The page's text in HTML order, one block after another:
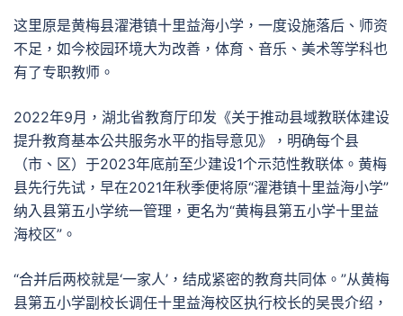
这里原是黄梅县濯港镇十里益海小学，一度设施落后、师资
不足，如今校园环境大为改善，体育、音乐、美术等学科也
有了专职教师。
2022年9月，湖北省教育厅印发《关于推动县域教联体建设
提升教育基本公共服务水平的指导意见》，明确每个县
（市、区）于2023年底前至少建设1个示范性教联体。黄梅
县先行先试，早在2021年秋季便将原“濯港镇十里益海小学”
纳入县第五小学统一管理，更名为“黄梅县第五小学十里益
海校区”。
“合并后两校就是‘一家人’，结成紧密的教育共同体。”从黄梅
县第五小学副校长调任十里益海校区执行校长的吴畏介绍，